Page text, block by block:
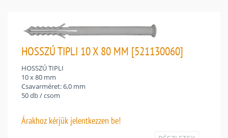
HOSSZÚ TIPLI 10 X 80 MM [521130060]
HOSSZÚ TIPLI
10 x 80 mm
Csavarméret: 6,0 mm
50 db / csom
Árakhoz kérjük jelentkezzen be!